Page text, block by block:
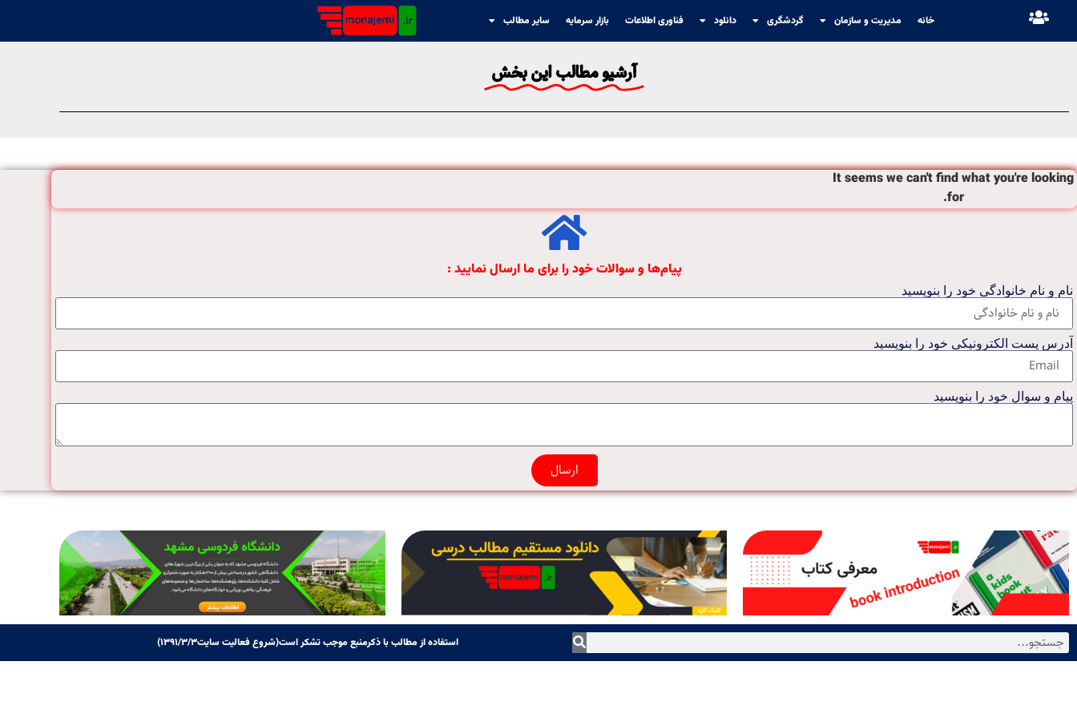
خانه مدیریت و سازمان گردشگری دانلود فناوری اطلاعات بازار سرمایه سایر مطالب
آرشیو مطالب این بخش
It seems we can't find what you're looking
for.
پیام‌ها و سوالات خود را برای ما ارسال نمایید :
نام و نام خانوادگی خود را بنویسید
آدرس پست الکترونیکی خود را بنویسید
پیام و سوال خود را بنویسید
ارسال
استفاده از مطالب با ذکرمنبع موجب تشکر است(شروع فعالیت سایت۱۳۹۱/۳/۳)